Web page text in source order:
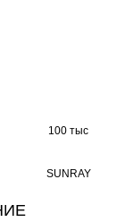
100 тыс
SUNRAY